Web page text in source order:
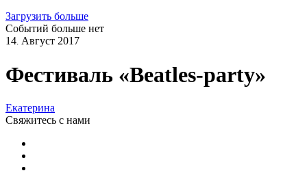
Загрузить больше
Событий больше нет
14. Август 2017
Фестиваль «Beatles-party»
Екатерина
Свяжитесь с нами